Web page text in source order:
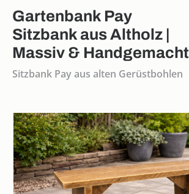
Gartenbank Pay
Sitzbank aus Altholz |
Massiv & Handgemacht
Sitzbank Pay aus alten Gerüstbohlen